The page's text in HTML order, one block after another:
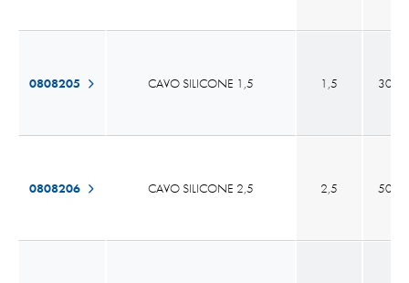
0808205 CAVO SILICONE 1,5
0808206 CAVO SILICONE 2,5
1,5 30 x
2,5 50 x